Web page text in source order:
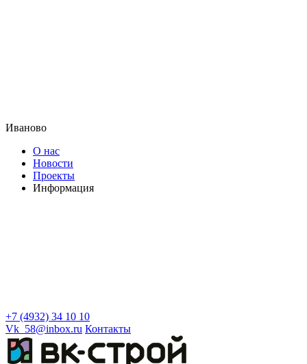
Иваново
О нас
Новости
Проекты
Информация
+7 (4932) 34 10 10
Vk_58@inbox.ru Контакты